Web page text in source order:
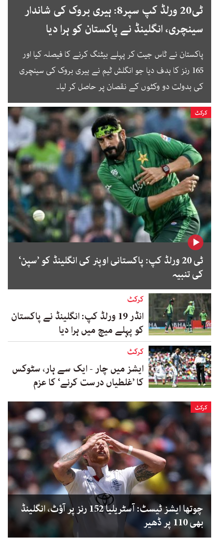
ٹی20 ورلڈ کپ سپر8: ہیری بروک کی شاندار
سینچری، انگلینڈ نے پاکستان کو ہرا دیا
پاکستان نے ٹاس جیت کر پہلے بیٹنگ کرنے کا فیصلہ کیا اور
165 رنز کا ہدف دیا جو انگلش ٹیم نے ہیری بروک کی سینچری
کی بدولت دو وکٹوں کے نقصان پر حاصل کر لیا۔
کرکٹ
ٹی 20 ورلڈ کپ: پاکستانی اوپنر کی انگلینڈ کو ’سپن‘
کی تنبیہ
کرکٹ
انڈر 19 ورلڈ کپ: انگلینڈ نے پاکستان
کو پہلے میچ میں ہرا دیا
کرکٹ
ایشز میں چار - ایک سے ہار، سٹوکس
کا ’غلطیاں درست کرنے‘ کا عزم
کرکٹ
چوتھا ایشز ٹیسٹ: آسٹریلیا 152 رنز پر آؤٹ، انگلینڈ
بھی 110 پر ڈھیر